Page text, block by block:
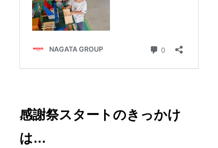
感謝祭スタートのきっかけ
は…